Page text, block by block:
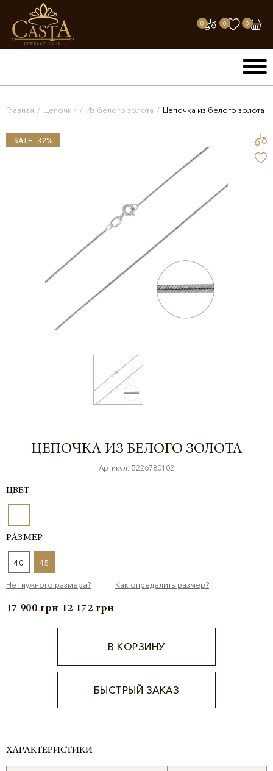
0 0 0
Главная / Цепочки / Из белого золота / Цепочка из белого золота
SALE -32%
ЦЕПОЧКА ИЗ БЕЛОГО ЗОЛОТА
Артикул: 5226780102
ЦВЕТ
РАЗМЕР
40 45
Нет нужного размера? Как определить размер?
17 900грн 12 172 грн
В КОРЗИНУ
БЫСТРЫЙ ЗАКАЗ
ХАРАКТЕРИСТИКИ